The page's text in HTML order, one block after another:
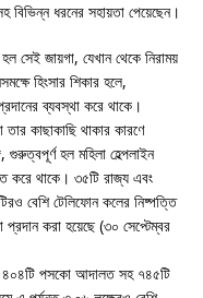
বিভিন্ন ধরনের সহায়তা পেয়েছেন।
সেই জায়গা, যেখান থেকে নিরাময়
হিংসার শিকার হলে,
ব্যবস্থা করে থাকে।
কাছাকাছি থাকার কারণে
গুরুত্বপূর্ণ হল মহিলা হেল্পলাইন
করে থাকে। ৩৫টি রাজ্য এবং
বেশি টেলিফোন কলের নিষ্পত্তি
করা হয়েছে (৩০ সেপ্টেম্বর
৪০৪টি পসকো আদালত সহ ৭৪৫টি